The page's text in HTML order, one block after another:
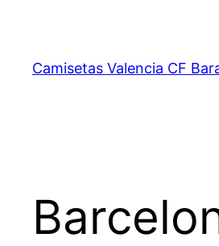
contenido
Camisetas Valencia CF